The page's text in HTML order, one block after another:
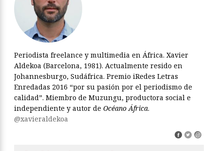
Periodista freelance y multimedia en África. Xavier
Aldekoa (Barcelona, 1981). Actualmente resido en
Johannesburgo, Sudáfrica. Premio iRedes Letras
Enredadas 2016 “por su pasión por el periodismo de
calidad”. Miembro de Muzungu, productora social e
independiente y autor de Océano África.
@xavieraldekoa